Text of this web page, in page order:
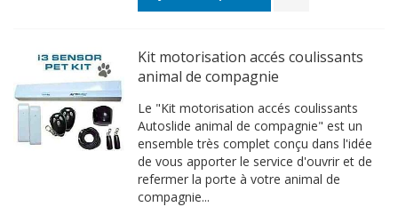
Kit motorisation accés coulissants
animal de compagnie
Le "Kit motorisation accés coulissants
Autoslide animal de compagnie" est un
ensemble très complet conçu dans l'idée
de vous apporter le service d'ouvrir et de
refermer la porte à votre animal de
compagnie...